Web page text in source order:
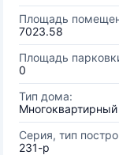
Площадь
7023.58
Площадь
0
Тип дома:
Серия, тип
231-р